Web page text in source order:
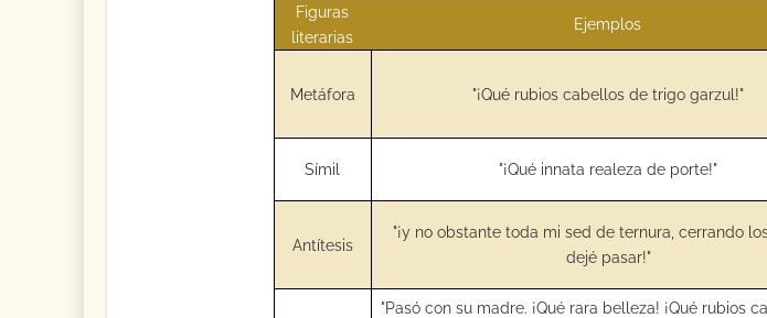
Figuras
literarias
Ejemplos
Metáfora "¡Qué rubios cabellos de trigo garzul!"
Símil "¡Qué innata realeza de porte!"
Antítesis
"¡y no obstante toda mi sed de ternura, cerrando
dejé pasar!"
"Pasó con su madre. ¡Qué rara belleza! ¡Qué rubios